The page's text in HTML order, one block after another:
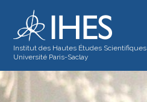
Institut des Hautes Études Scientifiques
Université Paris-Saclay